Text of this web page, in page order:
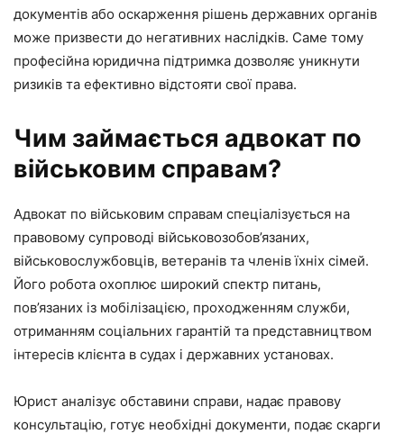
документів або оскарження рішень державних органів
може призвести до негативних наслідків. Саме тому
професійна юридична підтримка дозволяє уникнути
ризиків та ефективно відстояти свої права.
Чим займається адвокат по
військовим справам?
Адвокат по військовим справам спеціалізується на
правовому супроводі військовозобов’язаних,
військовослужбовців, ветеранів та членів їхніх сімей.
Його робота охоплює широкий спектр питань,
пов’язаних із мобілізацією, проходженням служби,
отриманням соціальних гарантій та представництвом
інтересів клієнта в судах і державних установах.
Юрист аналізує обставини справи, надає правову
консультацію, готує необхідні документи, подає скарги